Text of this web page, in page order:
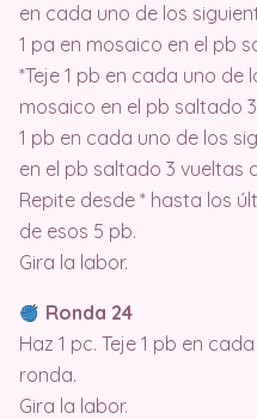
en cada uno de los
1 pa en mosaico en el pb
*Teje 1 pb en cada uno de
mosaico en el pb saltado
1 pb en cada uno de los
en el pb saltado 3 vueltas
Repite desde * hasta los
de esos 5 pb.
Gira la labor.
Ronda 24
Haz 1 pc. Teje 1 pb en
ronda.
Gira la labor.